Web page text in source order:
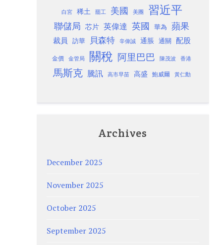
白宮 稀土 罷工 美國 美團 習近平
聯儲局 芯片 英偉達 英國 華為 蘋果
裁員 訪華 貝森特 辛偉誠 通脹 通關 配股
金價 金管局 關稅 阿里巴巴 陳茂波 香港
馬斯克 騰訊 高市早苗 高盛 鮑威爾 黃仁勳
Archives
December 2025
November 2025
October 2025
September 2025